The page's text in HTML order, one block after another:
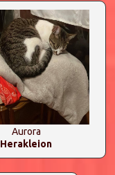
Aurora
Herakleion